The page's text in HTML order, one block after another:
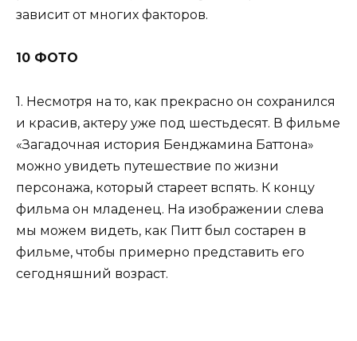
зависит от многих факторов.
10 ФОТО
1. Несмотря на то, как прекрасно он сохранился
и красив, актеру уже под шестьдесят. В фильме
«Загадочная история Бенджамина Баттона»
можно увидеть путешествие по жизни
персонажа, который стареет вспять. К концу
фильма он младенец. На изображении слева
мы можем видеть, как Питт был состарен в
фильме, чтобы примерно представить его
сегодняшний возраст.